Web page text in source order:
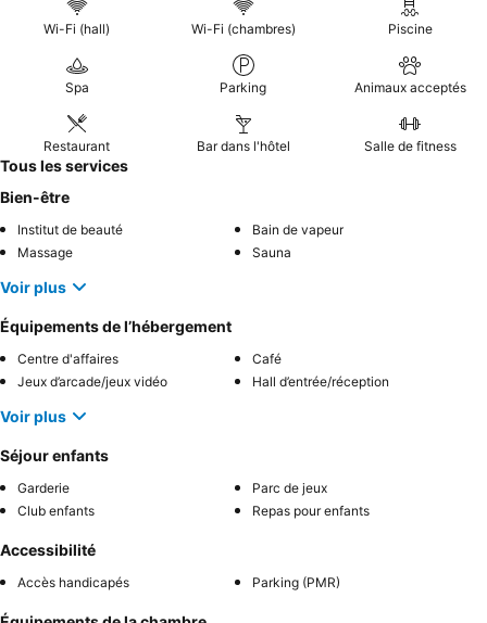
Wi-Fi (hall) Wi-Fi (chambres) Piscine
Spa Parking Animaux acceptés
Restaurant Bar dans l'hôtel Salle de fitness
Tous les services
Bien-être
Institut de beauté
Bain de vapeur
Massage
Sauna
Voir plus
Équipements de l’hébergement
Centre d'affaires
Café
Jeux d’arcade/jeux vidéo
Hall d’entrée/réception
Voir plus
Séjour enfants
Garderie
Parc de jeux
Club enfants
Repas pour enfants
Accessibilité
Accès handicapés Parking (PMR)